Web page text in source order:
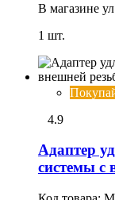
В магазине
1 шт.
4.9
Адаптер
системы с